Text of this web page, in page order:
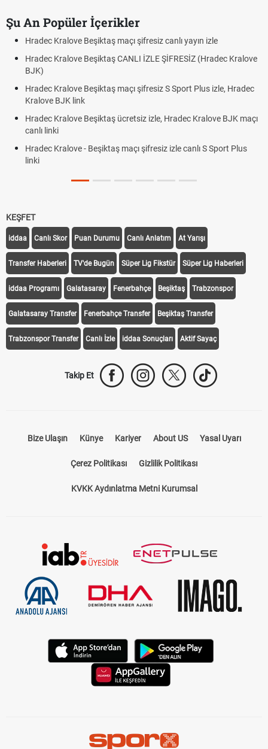
Şu An Popüler İçerikler
Hradec Kralove Beşiktaş maçı şifresiz canlı yayın izle
Hradec Kralove Beşiktaş CANLI İZLE ŞİFRESİZ (Hradec Kralove
BJK)
Hradec Kralove Beşiktaş maçı şifresiz S Sport Plus izle, Hradec
Kralove BJK link
Hradec Kralove Beşiktaş ücretsiz izle, Hradec Kralove BJK maçı
canlı linki
Hradec Kralove - Beşiktaş maçı şifresiz izle canlı S Sport Plus
linki
KEŞFET
iddaa Canlı Skor Puan Durumu Canlı Anlatım At Yarışı
Transfer Haberleri TV'de Bugün Süper Lig Fikstür Süper Lig Haberleri
iddaa Programı Galatasaray Fenerbahçe Beşiktaş Trabzonspor
Galatasaray Transfer Fenerbahçe Transfer Beşiktaş Transfer
Trabzonspor Transfer Canlı İzle iddaa Sonuçları Aktif Sayaç
Takip Et
Bize Ulaşın Künye Kariyer About US Yasal Uyarı
Çerez Politikası Gizlilik Politikası
KVKK Aydınlatma Metni Kurumsal